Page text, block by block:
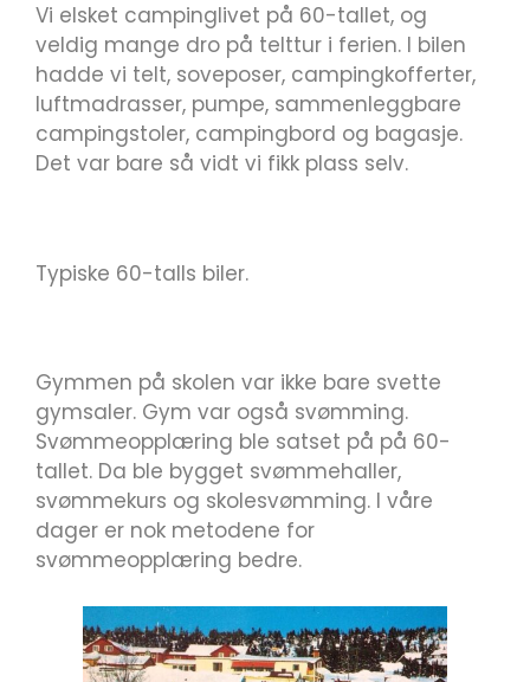
Vi elsket campinglivet på 60-tallet, og
veldig mange dro på telttur i ferien. I bilen
hadde vi telt, soveposer, campingkofferter,
luftmadrasser, pumpe, sammenleggbare
campingstoler, campingbord og bagasje.
Det var bare så vidt vi fikk plass selv.
Typiske 60-talls biler.
Gymmen på skolen var ikke bare svette
gymsaler. Gym var også svømming.
Svømmeopplæring ble satset på på 60-
tallet. Da ble bygget svømmehaller,
svømmekurs og skolesvømming. I våre
dager er nok metodene for
svømmeopplæring bedre.